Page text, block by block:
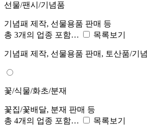
선물/팬시/기념품
기념패 제작, 선물용품 판매 등
총 3개의 업종 포함…
목록보기
기념패 제작, 선물용품 판매, 토산품/기
꽃/식물/화초/분재
꽃집/꽃배달, 분재 판매 등
총 4개의 업종 포함…
목록보기